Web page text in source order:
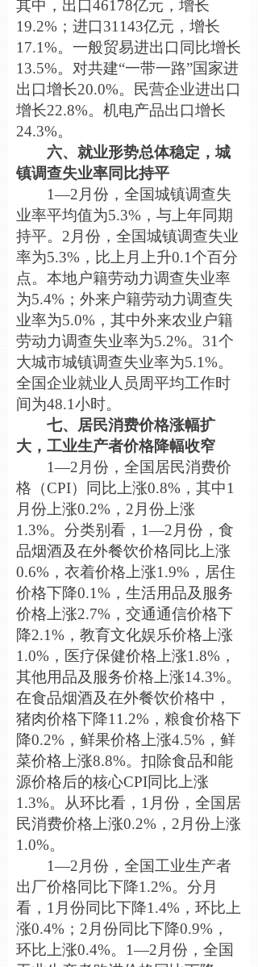
其中，出口46178亿元，增长
19.2%；进口31143亿元，增长
17.1%。一般贸易进出口同比增长
13.5%。对共建“一带一路”国家进
出口增长20.0%。民营企业进出口
增长22.8%。机电产品出口增长
24.3%。
六、就业形势总体稳定，城
镇调查失业率同比持平
1—2月份，全国城镇调查失
业率平均值为5.3%，与上年同期
持平。2月份，全国城镇调查失业
率为5.3%，比上月上升0.1个百分
点。本地户籍劳动力调查失业率
为5.4%；外来户籍劳动力调查失
业率为5.0%，其中外来农业户籍
劳动力调查失业率为5.2%。31个
大城市城镇调查失业率为5.1%。
全国企业就业人员周平均工作时
间为48.1小时。
七、居民消费价格涨幅扩
大，工业生产者价格降幅收窄
1—2月份，全国居民消费价
格（CPI）同比上涨0.8%，其中1
月份上涨0.2%，2月份上涨
1.3%。分类别看，1—2月份，食
品烟酒及在外餐饮价格同比上涨
0.6%，衣着价格上涨1.9%，居住
价格下降0.1%，生活用品及服务
价格上涨2.7%，交通通信价格下
降2.1%，教育文化娱乐价格上涨
1.0%，医疗保健价格上涨1.8%，
其他用品及服务价格上涨14.3%。
在食品烟酒及在外餐饮价格中，
猪肉价格下降11.2%，粮食价格下
降0.2%，鲜果价格上涨4.5%，鲜
菜价格上涨8.8%。扣除食品和能
源价格后的核心CPI同比上涨
1.3%。从环比看，1月份，全国居
民消费价格上涨0.2%，2月份上涨
1.0%。
1—2月份，全国工业生产者
出厂价格同比下降1.2%。分月
看，1月份同比下降1.4%，环比上
涨0.4%；2月份同比下降0.9%，
环比上涨0.4%。1—2月份，全国